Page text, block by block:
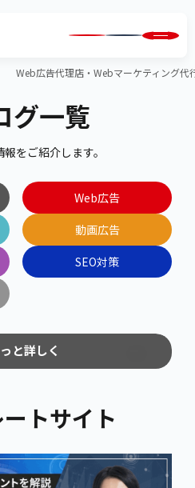
Web広告代理店・Webマーケティング代
グ一覧
をご紹介します。
Web広告
動画広告
SEO対策
と詳しく
SNS広告
Facebook広告
Instagram広告
トサイト